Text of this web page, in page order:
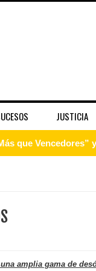
JUSTICIA
que Vencedores”
lanzan
una noche de
amplia gama de